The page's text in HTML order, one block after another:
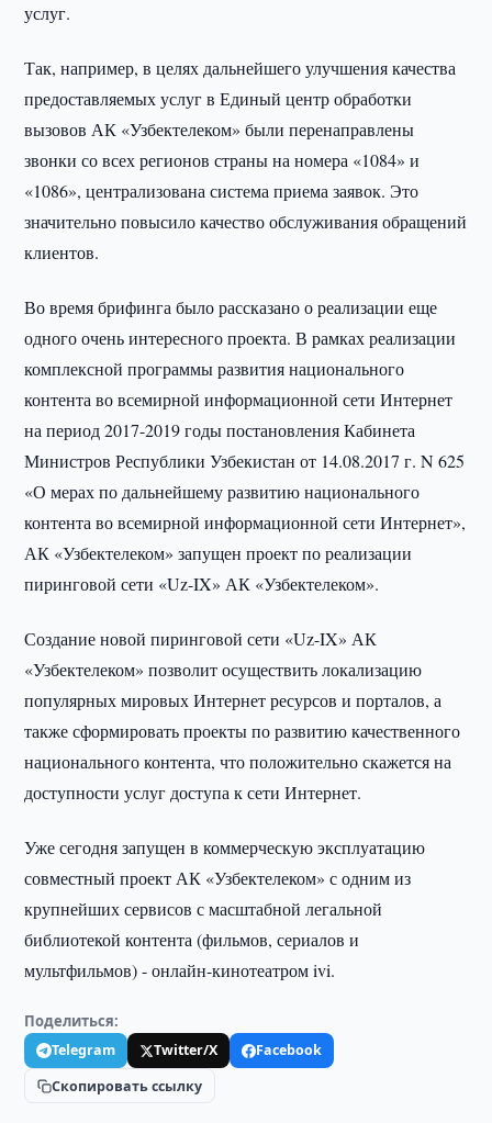
услуг.
Так, например, в целях дальнейшего улучшения качества
предоставляемых услуг в Единый центр обработки
вызовов АК «Узбектелеком» были перенаправлены
звонки со всех регионов страны на номера «1084» и
«1086», централизована система приема заявок. Это
значительно повысило качество обслуживания обращений
клиентов.
Во время брифинга было рассказано о реализации еще
одного очень интересного проекта. В рамках реализации
комплексной программы развития национального
контента во всемирной информационной сети Интернет
на период 2017-2019 годы постановления Кабинета
Министров Республики Узбекистан от 14.08.2017 г. N 625
«О мерах по дальнейшему развитию национального
контента во всемирной информационной сети Интернет»,
АК «Узбектелеком» запущен проект по реализации
пиринговой сети «Uz-IX» АК «Узбектелеком».
Создание новой пиринговой сети «Uz-IX» АК
«Узбектелеком» позволит осуществить локализацию
популярных мировых Интернет ресурсов и порталов, а
также сформировать проекты по развитию качественного
национального контента, что положительно скажется на
доступности услуг доступа к сети Интернет.
Уже сегодня запущен в коммерческую эксплуатацию
совместный проект АК «Узбектелеком» с одним из
крупнейших сервисов с масштабной легальной
библиотекой контента (фильмов, сериалов и
мультфильмов) - онлайн-кинотеатром ivi.
Поделиться:
Telegram Twitter/X
Facebook
Скопировать ссылку